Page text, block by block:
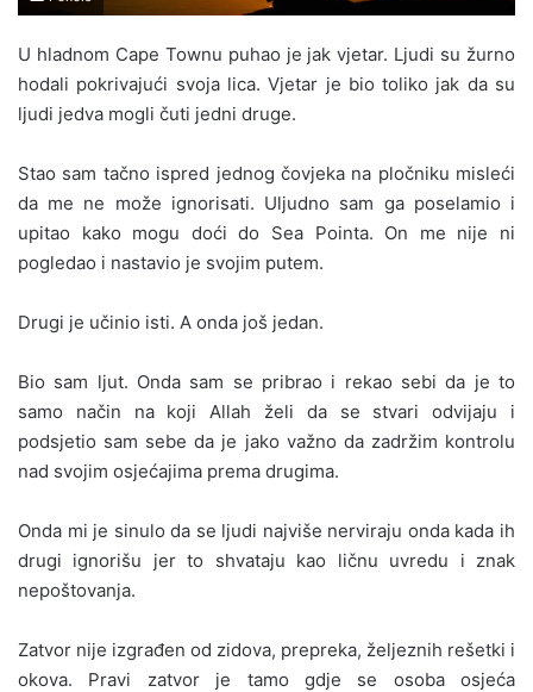
U hladnom Cape Townu puhao je jak vjetar. Ljudi su žurno
hodali pokrivajući svoja lica. Vjetar je bio toliko jak da su
ljudi jedva mogli čuti jedni druge.
Stao sam tačno ispred jednog čovjeka na pločniku misleći
da me ne može ignorisati. Uljudno sam ga poselamio i
upitao kako mogu doći do Sea Pointa. On me nije ni
pogledao i nastavio je svojim putem.
Drugi je učinio isti. A onda još jedan.
Bio sam ljut. Onda sam se pribrao i rekao sebi da je to
samo način na koji Allah želi da se stvari odvijaju i
podsjetio sam sebe da je jako važno da zadržim kontrolu
nad svojim osjećajima prema drugima.
Onda mi je sinulo da se ljudi najviše nerviraju onda kada ih
drugi ignorišu jer to shvataju kao ličnu uvredu i znak
nepoštovanja.
Zatvor nije izgrađen od zidova, prepreka, željeznih rešetki i
okova. Pravi zatvor je tamo gdje se osoba osjeća